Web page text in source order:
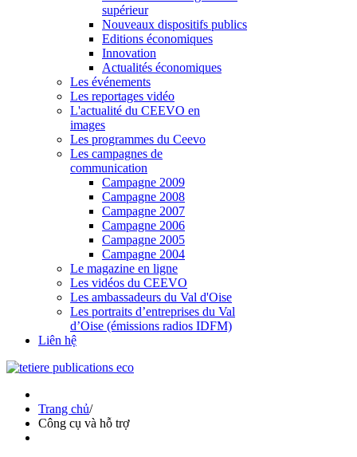
supérieur
Nouveaux dispositifs publics
Editions économiques
Innovation
Actualités économiques
Les événements
Les reportages vidéo
L'actualité du CEEVO en
images
Les programmes du Ceevo
Les campagnes de
communication
Campagne 2009
Campagne 2008
Campagne 2007
Campagne 2006
Campagne 2005
Campagne 2004
Le magazine en ligne
Les vidéos du CEEVO
Les ambassadeurs du Val d'Oise
Les portraits d’entreprises du Val
d’Oise (émissions radios IDFM)
Liên hệ
Trang chủ/
Công cụ và hỗ trợ